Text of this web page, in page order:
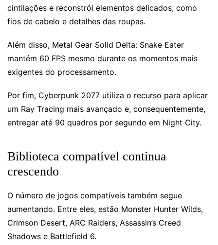
cintilações e reconstrói elementos delicados, como
fios de cabelo e detalhes das roupas.
Além disso, Metal Gear Solid Delta: Snake Eater
mantém 60 FPS mesmo durante os momentos mais
exigentes do processamento.
Por fim, Cyberpunk 2077 utiliza o recurso para aplicar
um Ray Tracing mais avançado e, consequentemente,
entregar até 90 quadros por segundo em Night City.
Biblioteca compatível continua
crescendo
O número de jogos compatíveis também segue
aumentando. Entre eles, estão Monster Hunter Wilds,
Crimson Desert, ARC Raiders, Assassin’s Creed
Shadows e Battlefield 6.